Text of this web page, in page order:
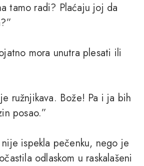
tamo radi? Plaćaju joj da
mora unutra plesati ili
ružnjikava. Bože! Pa i ja bih
posao.”
ispekla pečenku, nego je
odlaskom u raskalašeni